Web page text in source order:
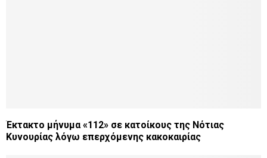
Έκτακτο μήνυμα «112» σε κατοίκους της Νότιας
Κυνουρίας λόγω επερχόμενης κακοκαιρίας